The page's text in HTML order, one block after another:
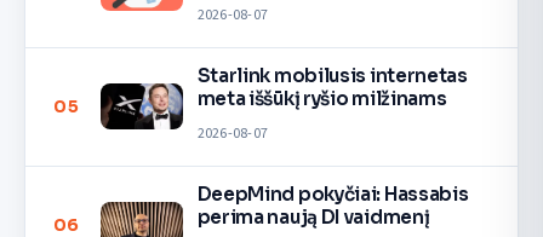
2026-08-07
05
Starlink mobilusis internetas
meta iššūkį ryšio milžinams
2026-08-07
06
DeepMind pokyčiai: Hassabis
perima naują DI vaidmenį